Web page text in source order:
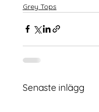
Grey Tops
Senaste inlägg